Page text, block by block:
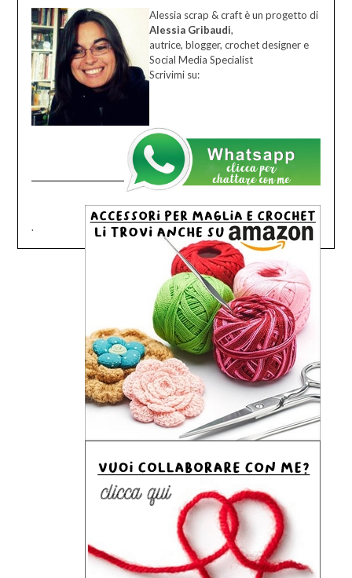
Alessia scrap & craft è un progetto di
Alessia Gribaudi,
autrice, blogger, crochet designer e
Social Media Specialist
Scrivimi su:
.